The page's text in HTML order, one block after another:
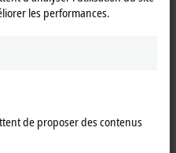
les performances.
de proposer des contenus